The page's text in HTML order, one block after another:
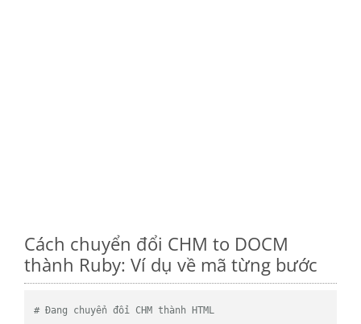
Cách chuyển đổi CHM to DOCM
thành Ruby: Ví dụ về mã từng bước
# Đang chuyển đổi CHM thành HTML